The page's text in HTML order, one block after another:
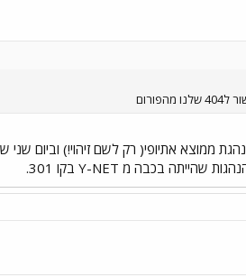
עוד משהו: היום נצפתה בקו 4 נהגת ממוצא אתיופי( רק לשם